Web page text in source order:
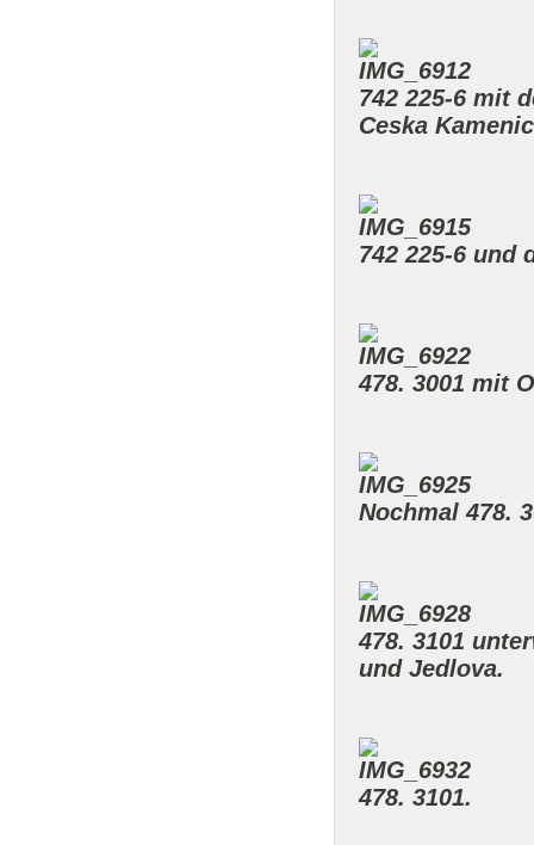
742 225-6 mit
Ceska
742 225-6 und
478. 3001 mit
Nochmal 478.
478. 3101
und Jedlova.
478. 3101.